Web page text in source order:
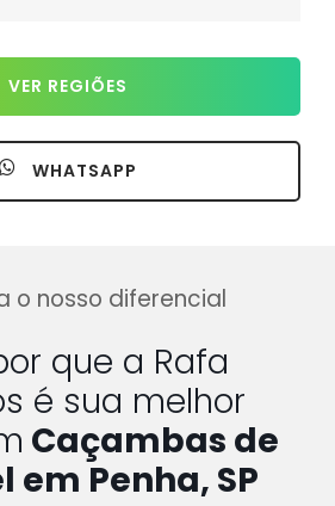
VER REGIÕES
WHATSAPP
o nosso diferencial
que a Rafa
é sua melhor
Caçambas de
em Penha, SP